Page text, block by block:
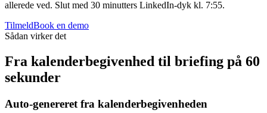
allerede ved. Slut med 30 minutters LinkedIn-dyk kl. 7:55.
TilmeldBook en demo
Sådan virker det
Fra kalenderbegivenhed til briefing på 60
sekunder
Auto-genereret fra kalenderbegivenheden